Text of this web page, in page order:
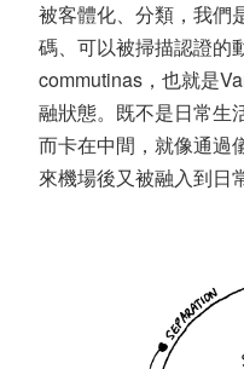
被客體化、分類，我們
碼、可以被掃描認證的
commutinas，也就是
融狀態。既不是日常生
而卡在中間，就像通過
來機場後又被融入到日